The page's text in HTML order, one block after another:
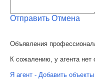
Отправить Отмена
Объявления
К сожалению, у агента нет
Я агент - Добавить объекты